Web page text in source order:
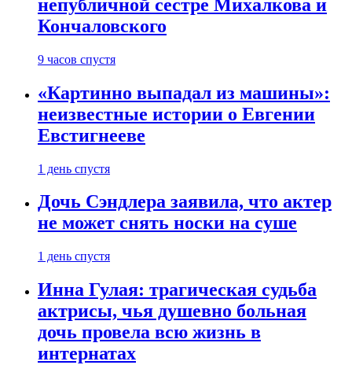
непубличной сестре Михалкова и
Кончаловского
9 часов спустя
«Картинно выпадал из машины»:
неизвестные истории о Евгении
Евстигнееве
1 день спустя
Дочь Сэндлера заявила, что актер
не может снять носки на суше
1 день спустя
Инна Гулая: трагическая судьба
актрисы, чья душевно больная
дочь провела всю жизнь в
интернатах